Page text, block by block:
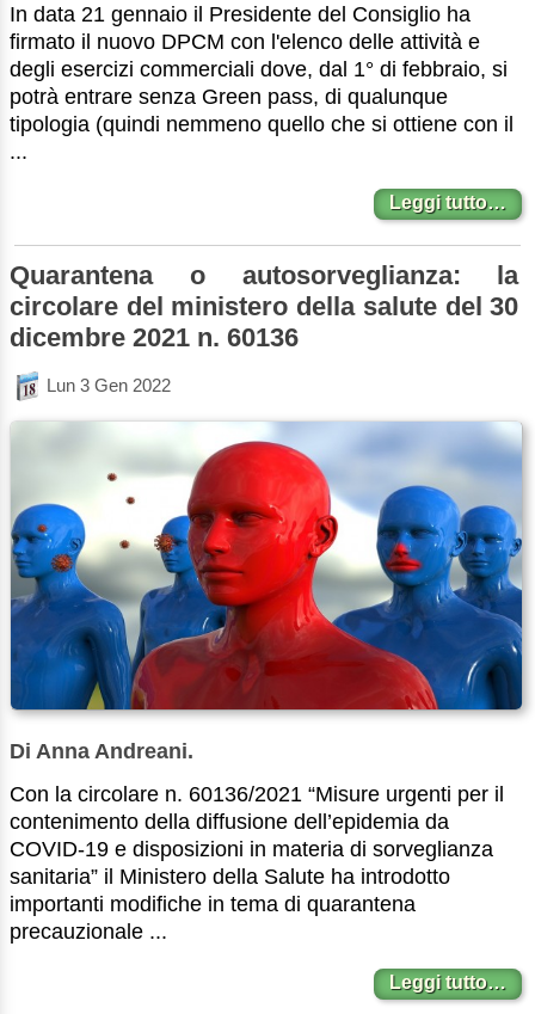
In data 21 gennaio il Presidente del Consiglio ha
firmato il nuovo DPCM con l'elenco delle attività e
degli esercizi commerciali dove, dal 1° di febbraio, si
potrà entrare senza Green pass, di qualunque
tipologia (quindi nemmeno quello che si ottiene con il
...
Leggi tutto…
Quarantena o autosorveglianza: la
circolare del ministero della salute del 30
dicembre 2021 n. 60136
Lun 3 Gen 2022
Di Anna Andreani.
Con la circolare n. 60136/2021 “Misure urgenti per il
contenimento della diffusione dell’epidemia da
COVID-19 e disposizioni in materia di sorveglianza
sanitaria” il Ministero della Salute ha introdotto
importanti modifiche in tema di quarantena
precauzionale ...
Leggi tutto…